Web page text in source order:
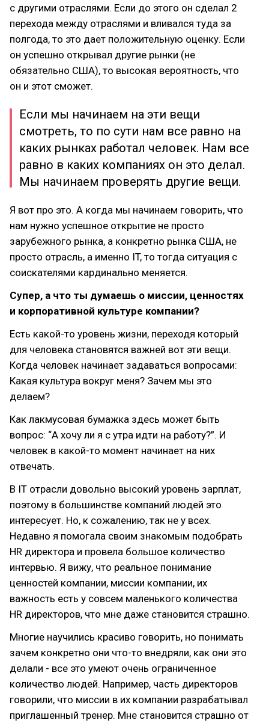
с другими отраслями. Если до этого он сделал 2
перехода между отраслями и вливался туда за
полгода, то это дает положительную оценку. Если
он успешно открывал другие рынки (не
обязательно США), то высокая вероятность, что
он и этот сможет.
Если мы начинаем на эти вещи
смотреть, то по сути нам все равно на
каких рынках работал человек. Нам все
равно в каких компаниях он это делал.
Мы начинаем проверять другие вещи.
Я вот про это. А когда мы начинаем говорить, что
нам нужно успешное открытие не просто
зарубежного рынка, а конкретно рынка США, не
просто отрасль, а именно IT, то тогда ситуация с
соискателями кардинально меняется.
Супер, а что ты думаешь о миссии, ценностях
и корпоративной культуре компании?
Есть какой-то уровень жизни, переходя который
для человека становятся важней вот эти вещи.
Когда человек начинает задаваться вопросами:
Какая культура вокруг меня? Зачем мы это
делаем?
Как лакмусовая бумажка здесь может быть
вопрос: “А хочу ли я с утра идти на работу?”. И
человек в какой-то момент начинает на них
отвечать.
В IT отрасли довольно высокий уровень зарплат,
поэтому в большинстве компаний людей это
интересует. Но, к сожалению, так не у всех.
Недавно я помогала своим знакомым подобрать
HR директора и провела большое количество
интервью. Я вижу, что реальное понимание
ценностей компании, миссии компании, их
важность есть у совсем маленького количества
HR директоров, что мне даже становится страшно.
Многие научились красиво говорить, но понимать
зачем конкретно они что-то внедряли, как они это
делали - все это умеют очень ограниченное
количество людей. Например, часть директоров
говорили, что миссии в их компании разрабатывал
приглашенный тренер. Мне становится страшно от